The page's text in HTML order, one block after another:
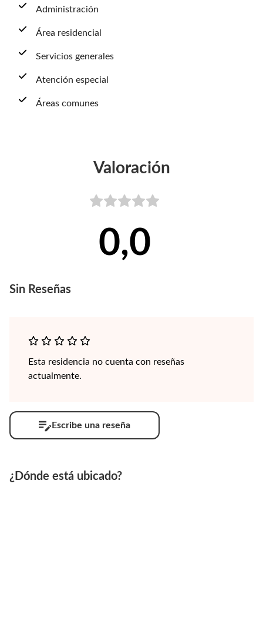
Administración
Área residencial
Servicios generales
Atención especial
Áreas comunes
Valoración
0,0
Sin Reseñas
Esta residencia no cuenta con reseñas
actualmente.
Escribe una reseña
¿Dónde está ubicado?